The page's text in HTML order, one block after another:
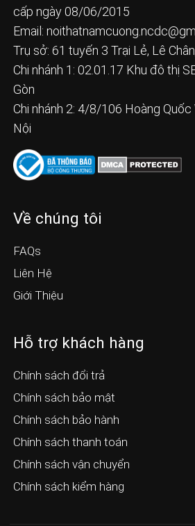
cấp ngày 08/06/2015
Email:
Trụ sở: 61 tuyến 3 Trại Lẻ, Lê
Chi nhánh 1: 02.01.17 Khu đô thị
Gòn
Chi nhánh 2: 4/8/106 Hoàng Quốc
Nội
Về chúng tôi
FAQs
Liên Hệ
Giới Thiệu
Hỗ trợ khách hàng
Chính sách đổi trả
Chính sách bảo mật
Chính sách bảo hành
Chính sách thanh toán
Chính sách vận chuyển
Chính sách kiểm hàng